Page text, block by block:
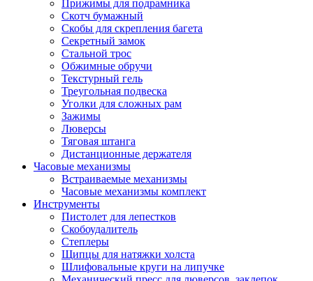
Прижимы для подрамника
Скотч бумажный
Скобы для скрепления багета
Секретный замок
Стальной трос
Обжимные обручи
Текстурный гель
Треугольная подвеска
Уголки для сложных рам
Зажимы
Люверсы
Тяговая штанга
Дистанционные держателя
Часовые механизмы
Встраиваемые механизмы
Часовые механизмы комплект
Инструменты
Пистолет для лепестков
Скобоудалитель
Степлеры
Щипцы для натяжки холста
Шлифовальные круги на липучке